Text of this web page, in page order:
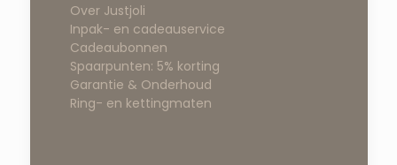
Over Justjoli
Inpak- en cadeauservice
Cadeaubonnen
Spaarpunten: 5% korting
Garantie & Onderhoud
Ring- en kettingmaten